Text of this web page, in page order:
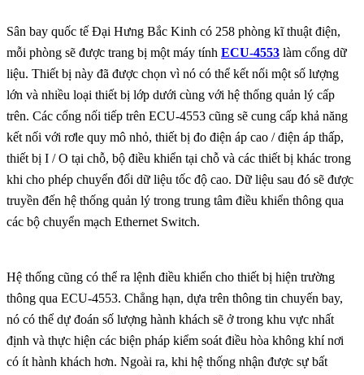
Sân bay quốc tế Đại Hưng Bắc Kinh có 258 phòng kĩ thuật điện,
mỗi phòng sẽ được trang bị một máy tính ECU-4553 làm cổng dữ
liệu. Thiết bị này đã được chọn vì nó có thể kết nối một số lượng
lớn và nhiều loại thiết bị lớp dưới cùng với hệ thống quản lý cấp
trên. Các cổng nối tiếp trên ECU-4553 cũng sẽ cung cấp khả năng
kết nối với rơle quy mô nhỏ, thiết bị đo điện áp cao / điện áp thấp,
thiết bị I / O tại chỗ, bộ điều khiển tại chỗ và các thiết bị khác trong
khi cho phép chuyển đổi dữ liệu tốc độ cao. Dữ liệu sau đó sẽ được
truyền đến hệ thống quản lý trong trung tâm điều khiển thông qua
các bộ chuyển mạch Ethernet Switch.
Hệ thống cũng có thể ra lệnh điều khiển cho thiết bị hiện trường
thông qua ECU-4553. Chẳng hạn, dựa trên thông tin chuyến bay,
nó có thể dự đoán số lượng hành khách sẽ ở trong khu vực nhất
định và thực hiện các biện pháp kiểm soát điều hòa không khí nơi
có ít hành khách hơn. Ngoài ra, khi hệ thống nhận được sự bất